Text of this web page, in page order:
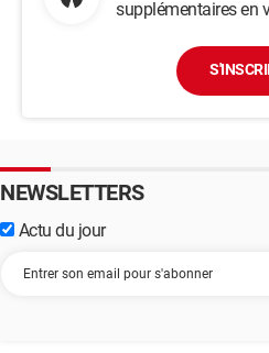
supplémentaires en
NEWSLETTERS
Actu du jour